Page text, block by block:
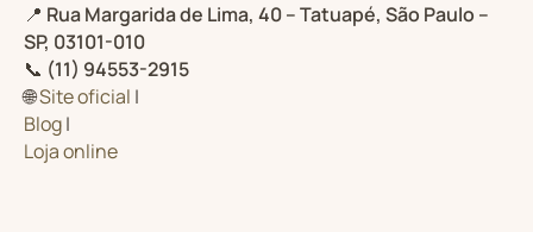
📍 Rua Margarida de Lima, 40 – Tatuapé, São Paulo –
SP, 03101-010
📞 (11) 94553-2915
🌐Site oficial |
Blog|
Loja online